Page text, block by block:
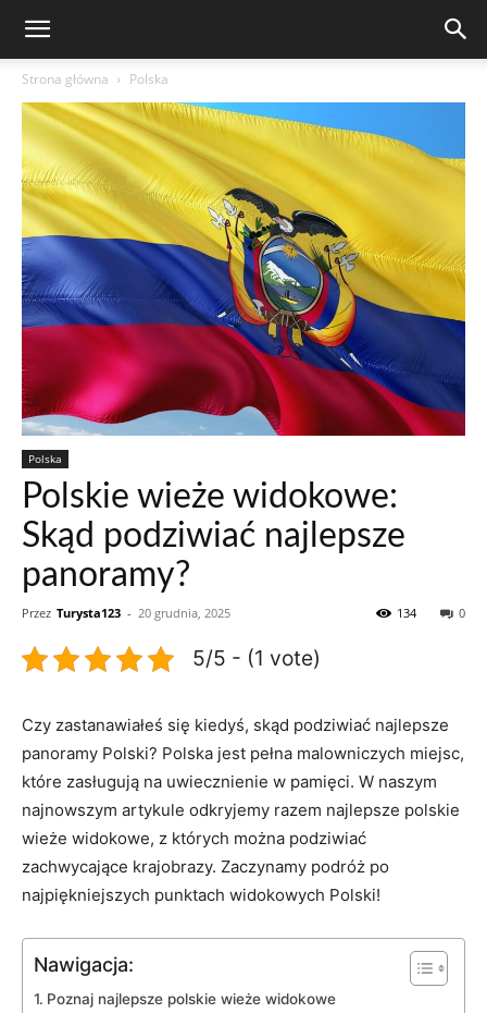
Strona główna Polska
Polska
Polskie wieże widokowe:
Skąd podziwiać najlepsze
panoramy?
Przez Turysta123 - 20 grudnia, 2025 0
134
5/5 - (1 vote)
Czy zastanawiałeś się kiedyś, skąd‍ podziwiać ⁤najlepsze
panoramy Polski? Polska jest pełna malowniczych miejsc,
które zasługują na ⁢uwiecznienie w pamięci.⁢ W naszym
najnowszym artykule odkryjemy ​razem najlepsze polskie
wieże widokowe, ‌z których można ⁤podziwiać
zachwycające krajobrazy. Zaczynamy podróż po
najpiękniejszych punktach widokowych Polski!
Nawigacja:
Poznaj ‍najlepsze polskie wieże widokowe